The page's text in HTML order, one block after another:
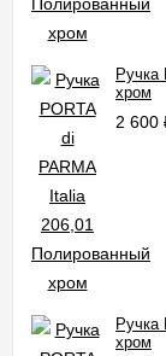
Ручка
хром
2 600
Ручка
хром